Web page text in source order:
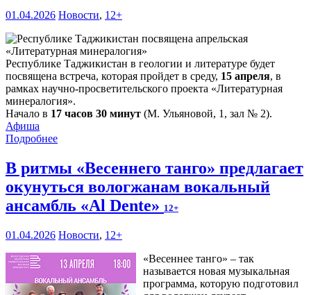
01.04.2026 Новости, 12+
Республике Таджикистан в геологии и литературе будет
посвящена встреча, которая пройдет в среду, 15 апреля, в
рамках научно-просветительского проекта «Литературная
минералогия».
Начало в 17 часов 30 минут (М. Ульяновой, 1, зал № 2).
Афиша
Подробнее
В ритмы «Весеннего танго» предлагает
окунуться вологжанам вокальный
ансамбль «Al Dente» 12+
01.04.2026 Новости, 12+
«Весеннее танго» – так
называется новая музыкальная
программа, которую подготовил